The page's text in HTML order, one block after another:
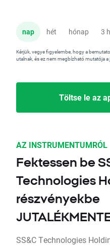
nap hét hónap 3
Kérjük, vegye figyelembe, hogy a
utalnak, és ez nem megbízható mutatója
Töltse le az
AZ INSTRUMENTUMRÓL
Fektessen be
Technologies
részvényekbe
SS&C Technologies